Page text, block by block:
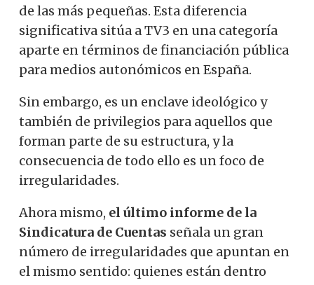
de las más pequeñas. Esta diferencia
significativa sitúa a TV3 en una categoría
aparte en términos de financiación pública
para medios autonómicos en España.
Sin embargo, es un enclave ideológico y
también de privilegios para aquellos que
forman parte de su estructura, y la
consecuencia de todo ello es un foco de
irregularidades.
Ahora mismo, el último informe de la
Sindicatura de Cuentas señala un gran
número de irregularidades que apuntan en
el mismo sentido: quienes están dentro